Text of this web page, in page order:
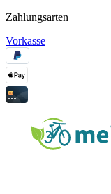
Zahlungsarten
Vorkasse